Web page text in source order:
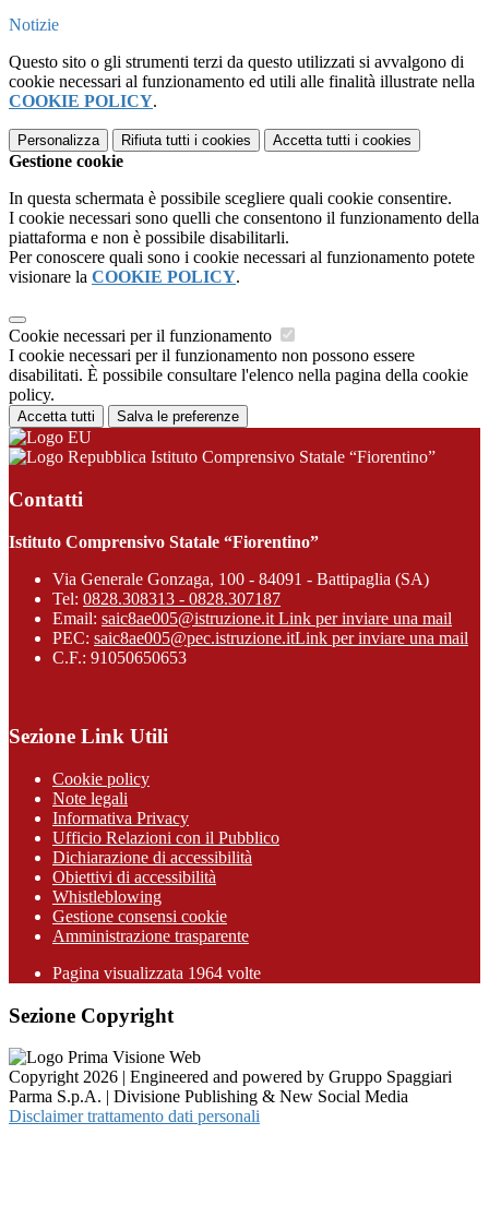
Notizie
Questo sito o gli strumenti terzi da questo utilizzati si avvalgono di
cookie necessari al funzionamento ed utili alle finalità illustrate nella
COOKIE POLICY.
Personalizza Rifiuta tutti i cookies Accetta tutti i cookies
Gestione cookie
In questa schermata è possibile scegliere quali cookie consentire.
I cookie necessari sono quelli che consentono il funzionamento della
piattaforma e non è possibile disabilitarli.
Per conoscere quali sono i cookie necessari al funzionamento potete
visionare la COOKIE POLICY.
Cookie necessari per il funzionamento
I cookie necessari per il funzionamento non possono essere
disabilitati. È possibile consultare l'elenco nella pagina della cookie
policy.
Accetta tutti Salva le preferenze
Istituto Comprensivo Statale “Fiorentino”
Contatti
Istituto Comprensivo Statale “Fiorentino”
Via Generale Gonzaga, 100 - 84091 - Battipaglia (SA)
Tel: 0828.308313 - 0828.307187
Email: saic8ae005@istruzione.it Link per inviare una mail
PEC: saic8ae005@pec.istruzione.itLink per inviare una mail
C.F.: 91050650653
Sezione Link Utili
Cookie policy
Note legali
Informativa Privacy
Ufficio Relazioni con il Pubblico
Dichiarazione di accessibilità
Obiettivi di accessibilità
Whistleblowing
Gestione consensi cookie
Amministrazione trasparente
Pagina visualizzata 1964 volte
Sezione Copyright
Copyright 2026 | Engineered and powered by Gruppo Spaggiari
Parma S.p.A. | Divisione Publishing & New Social Media
Disclaimer trattamento dati personali